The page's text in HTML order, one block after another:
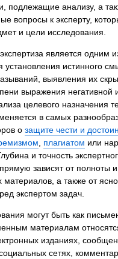
подлежащие анализу, а
вопросы к эксперту,
и цели исследования.
является одним
установления истинного
выявления их
выражения
целевого назначения
в самых
о защите чести и
, плагиатом или
и точность
зависят от полноты и
материалов, а также от
экспертом задач.
могут быть как
материалам
изданиях,
сетях,